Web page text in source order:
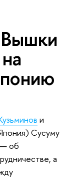
и
Сусуму
— об
а